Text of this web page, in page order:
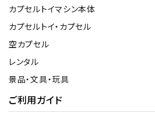
カプセルトイマシン本体
カプセルトイ・カプセル
空カプセル
レンタル
景品・文具・玩具
ご利用ガイド